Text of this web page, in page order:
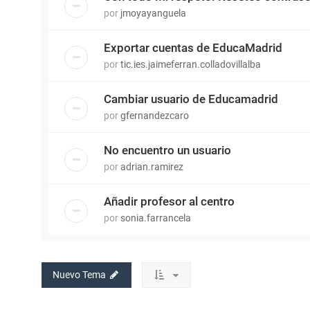
por jmoyayanguela
Exportar cuentas de EducaMadrid
portic.ies.jaimeferran.colladovillalba
Cambiar usuario de Educamadrid
porgfernandezcaro
No encuentro un usuario
poradrian.ramirez
Añadir profesor al centro
por sonia.farrancela
Nuevo Tema